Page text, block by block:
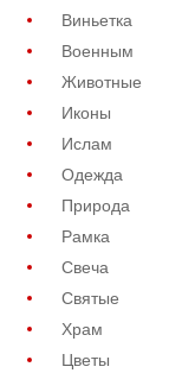
Виньетка
Военным
Животные
Иконы
Ислам
Одежда
Природа
Рамка
Свеча
Святые
Храм
Цветы